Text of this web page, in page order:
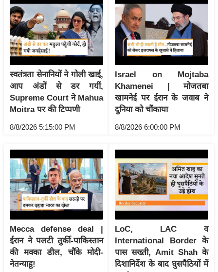
मि
सा
ल
बे
मि
सा
ल
श
ख्सि
त
यं
ग
इं
डि
या
सा
हि
त्य
ज
स्वतंत्रता सेनानियों ने गोली खाई,
आप अंडों से डर गयीं,
Supreme Court ने Mahua
Moitra पर की टिप्पणी
8/8/2026 5:15:00 PM
Israel on Mojtaba
Khamenei | मोजतबा
खामनेई पर ईरान के जवाब ने
दुनिया को चौंकाया
8/8/2026 6:00:00 PM
Mecca defense deal |
ईरान ने पलटी तुर्की-पाकिस्तान
की मक्का डील, चौंके मोदी-
नेतन्याहू!
LoC, LAC व
International Border के
पास सख्ती, Amit Shah के
दिशानिर्देश के बाद घुसपैठियों में